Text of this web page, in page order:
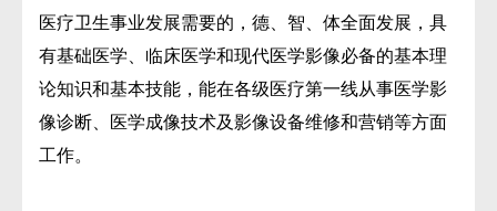
医疗卫生事业发展需要的，德、智、体全面发展，具
有基础医学、临床医学和现代医学影像必备的基本理
论知识和基本技能，能在各级医疗第一线从事医学影
像诊断、医学成像技术及影像设备维修和营销等方面
工作。